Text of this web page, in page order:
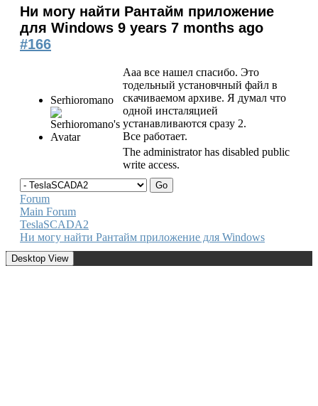
Ни могу найти Рантайм приложение
для Windows 9 years 7 months ago
#166
Serhioromano
Ааа все нашел спасибо. Это
тодельный установчный файл в
скачиваемом архиве. Я думал что
одной инсталяцией
устанавливаются сразу 2.
Все работает.
The administrator has disabled public
write access.
Forum
Main Forum
TeslaSCADA2
Ни могу найти Рантайм приложение для Windows
Desktop View